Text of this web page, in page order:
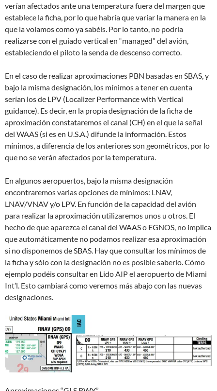
verían afectados ante una temperatura fuera del margen que
establece la ficha, por lo que habría que variar la manera en la
que la volamos como ya sabéis. Por lo tanto, no podría
realizarse con el guiado vertical en “managed” del avión,
estableciendo el piloto la senda de descenso correcto.
En el caso de realizar aproximaciones PBN basadas en SBAS, y
bajo la misma designación, los mínimos a tener en cuenta
serían los de LPV (Localizer Performance with Vertical
guidance). Es decir, en la propia designación de la ficha de
aproximación constataremos el canal (CH) en el que la señal
del WAAS (si es en U.S.A.) difunde la información. Estos
mínimos, a diferencia de los anteriores son geométricos, por lo
que no se verán afectados por la temperatura.
En algunos aeropuertos, bajo la misma designación
encontraremos varias opciones de mínimos: LNAV,
LNAV/VNAV y/o LPV. En función de la capacidad del avión
para realizar la aproximación utilizaremos unos u otros. El
hecho de que aparezca el canal del WAAS o EGNOS, no implica
que automáticamente no podamos realizar esa aproximación
si no disponemos de SBAS. Hay que consultar los mínimos de
la ficha y sólo con la designación no es posible saberlo. Cómo
ejemplo podéis consultar en Lido AIP el aeropuerto de Miami
Int’l. Esto cambiará como veremos más abajo con las nuevas
designaciones.